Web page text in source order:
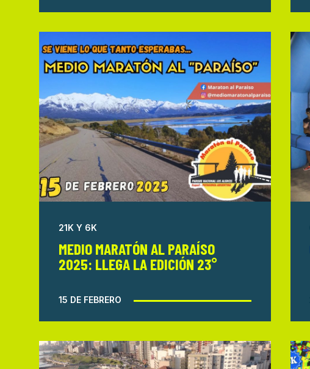
21K Y 6K
MEDIO MARATÓN AL PARAÍSO
2025: LLEGA LA EDICIÓN 23°
15 DE FEBRERO